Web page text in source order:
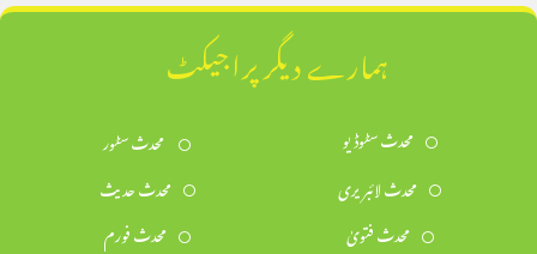
ہمارے دیگر پراجیکٹ
محدث سٹوڈیو
محدث سٹور
محدث لائبریری
محدث حدیث
محدث فتویٰ
محدث فورم